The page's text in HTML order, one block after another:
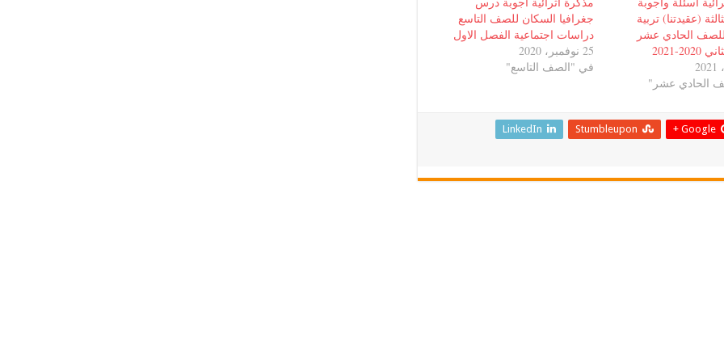
(عقيدتنا) تربية
الحادي عشر
2021
الحادي عشر"
جغرافيا السكان للصف التاسع
دراسات اجتماعية الفصل الاول
25 نوفمبر، 2020
في "الصف التاسع"
Google +
Stumbleupon
LinkedIn